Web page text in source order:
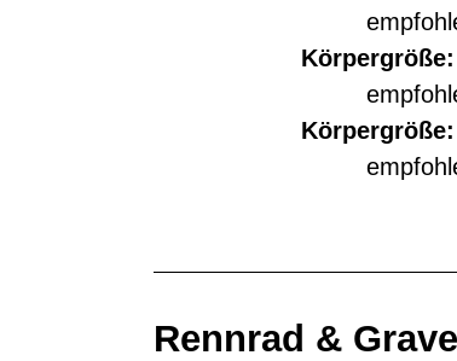
Rennrad & Gravel